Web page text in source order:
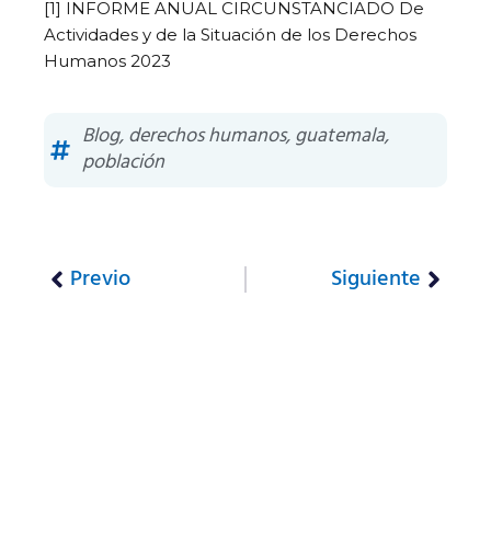
[1] INFORME ANUAL CIRCUNSTANCIADO De
Actividades y de la Situación de los Derechos
Humanos 2023
Blog,derechos humanos,guatemala,
población
Previo Siguiente